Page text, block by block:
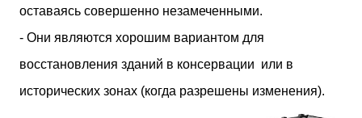
оставаясь совершенно незамеченными.
- Они являются хорошим вариантом для
восстановления зданий в консервации или в
исторических зонах (когда разрешены изменения).